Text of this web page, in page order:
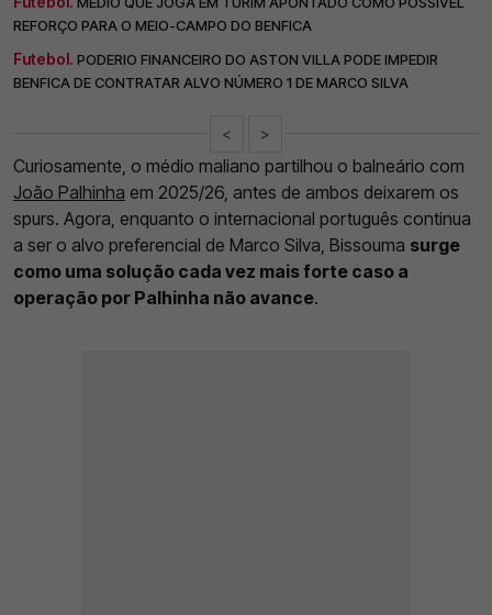
REFORÇO PARA O MEIO-CAMPO DO BENFICA
Futebol. PODERIO FINANCEIRO DO ASTON VILLA PODE IMPEDIR
BENFICA DE CONTRATAR ALVO NÚMERO 1 DE MARCO SILVA
< >
Curiosamente, o médio maliano partilhou o balneário com
João Palhinha em 2025/26, antes de ambos deixarem os
spurs. Agora, enquanto o internacional português continua
a ser o alvo preferencial de Marco Silva, Bissouma surge
como uma solução cada vez mais forte caso a
operação por Palhinha não avance.